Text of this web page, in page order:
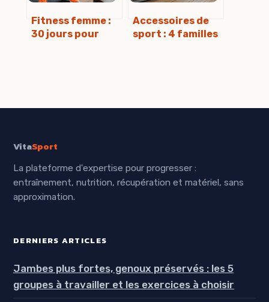
Fitness femme :
30 jours pour
Accessoires de
sport : 4 familles
VitaSport
La plateforme d'expertise pour progresser :
entraînement, nutrition, récupération et matériel, sans
approximation.
DERNIERS ARTICLES
Jambes plus fortes, genoux préservés : les 5
groupes à travailler et les exercices à choisir